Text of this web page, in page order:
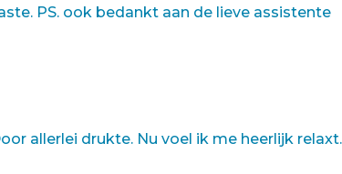
PS. ook bedankt aan de lieve assistente
allerlei drukte. Nu voel ik me heerlijk relaxt.